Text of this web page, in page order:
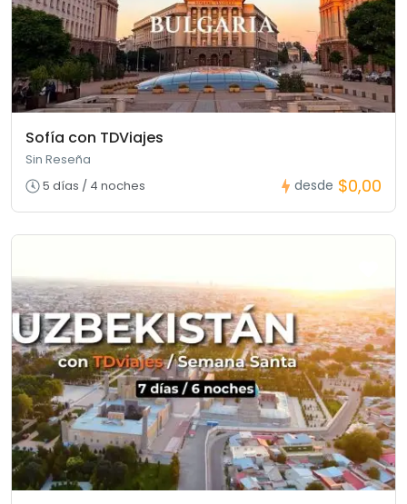
Sofía con TDViajes
Sin Reseña
5 días / 4 noches
desde $0,00